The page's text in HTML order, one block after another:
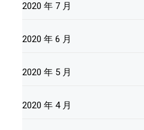
2020 年 7 月
2020 年 6 月
2020 年 5 月
2020 年 4 月